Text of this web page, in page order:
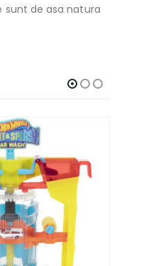
sunt de asa natura